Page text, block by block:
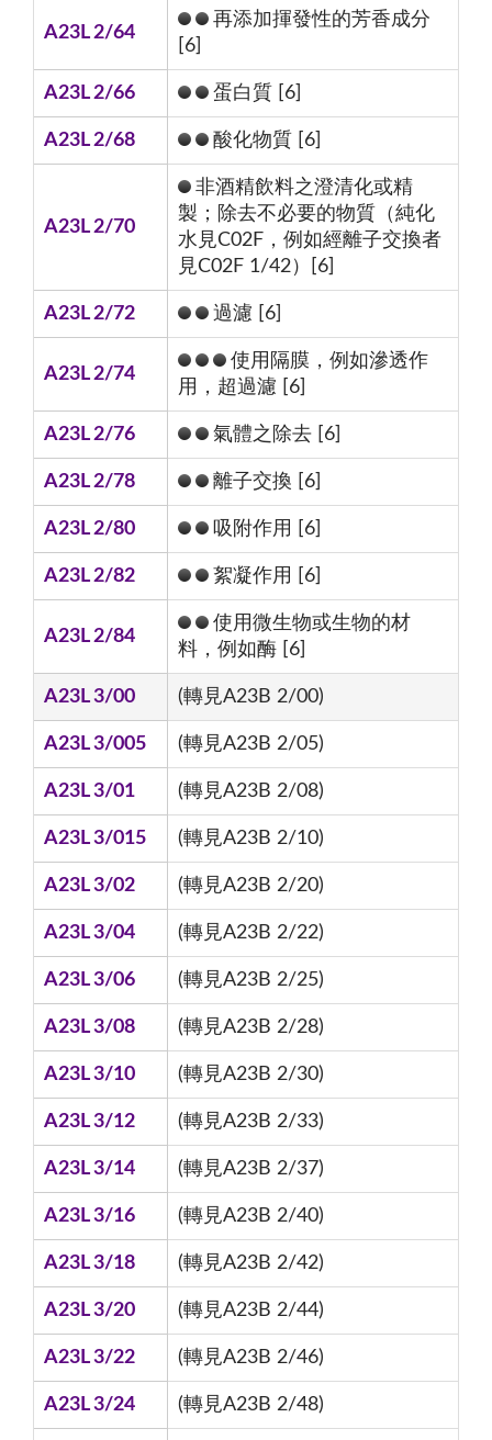
A23L 2/64
再添加揮發性的芳香成分
[6]
A23L 2/66 蛋白質 [6]
A23L 2/68 酸化物質 [6]
A23L 2/70
非酒精飲料之澄清化或精
製；除去不必要的物質（純化
水見C02F，例如經離子交換者
見C02F 1/42）[6]
A23L 2/72 過濾 [6]
A23L 2/74
使用隔膜，例如滲透作
用，超過濾 [6]
A23L 2/76 氣體之除去 [6]
A23L 2/78 離子交換 [6]
A23L 2/80 吸附作用 [6]
A23L 2/82 絮凝作用 [6]
A23L 2/84
使用微生物或生物的材
料，例如酶 [6]
A23L 3/00 (轉見A23B 2/00)
A23L 3/005 (轉見A23B 2/05)
A23L 3/01 (轉見A23B 2/08)
A23L 3/015 (轉見A23B 2/10)
A23L 3/02 (轉見A23B 2/20)
A23L 3/04 (轉見A23B 2/22)
A23L 3/06 (轉見A23B 2/25)
A23L 3/08 (轉見A23B 2/28)
A23L 3/10 (轉見A23B 2/30)
A23L 3/12 (轉見A23B 2/33)
A23L 3/14 (轉見A23B 2/37)
A23L 3/16 (轉見A23B 2/40)
A23L 3/18 (轉見A23B 2/42)
A23L 3/20 (轉見A23B 2/44)
A23L 3/22 (轉見A23B 2/46)
A23L 3/24 (轉見A23B 2/48)